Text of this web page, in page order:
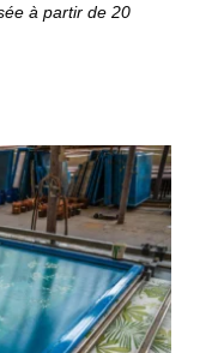
à partir de 20